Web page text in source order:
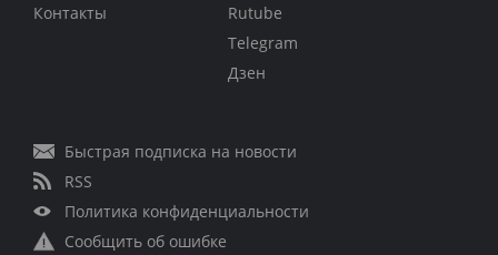
Контакты
Rutube
Telegram
Дзен
Быстрая подписка на новости
RSS
Политика конфиденциальности
Сообщить об ошибке